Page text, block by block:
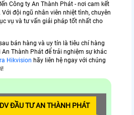
Công ty An Thành Phát - nơi cam kết
đội ngũ nhân viên nhiệt tình, chuyên
vụ và tư vấn giải pháp tốt nhất cho
bán hàng và uy tín là tiêu chí hàng
Thành Phát để trải nghiệm sự khác
Hikvision hãy liên hệ ngay với chúng
ĐẦU TƯ AN THÀNH PHÁT